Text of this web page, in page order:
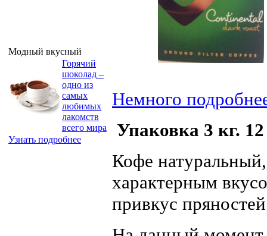
Модный вкусный
Горячий
шоколад –
одно из
самых
любимых
лакомств
всего мира
Узнать подробнее
Немного
Упаковка 3 кг.
Кофе
характерным
привкус